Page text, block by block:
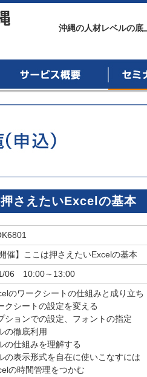
沖縄の人材レベルの底
押さえたいExcelの基本
開催】ここは押さえたいExcelの基本
06 10:00～13:00
のワークシートの仕組みと成り立ち
クシートの設定を変える
ションでの設定、フォントの指定
の徹底利用
の仕組みを理解する
の表示形式を自在に使いこなすには
の時間管理をつかむ